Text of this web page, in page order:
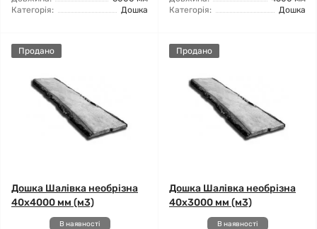
Категорія:
Дошка
Категорія:
Дошка
Продано
Дошка Шалівка необрізна
40x4000 мм (м3)
В наявності
Продано
Дошка Шалівка необрізна
40x3000 мм (м3)
В наявності